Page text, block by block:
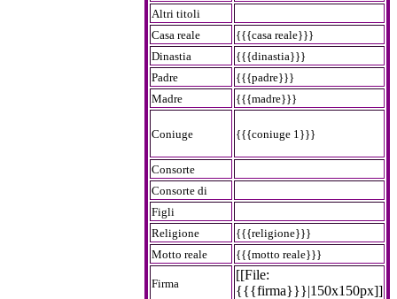
Altri titoli
Casa reale
{{{casa reale}}}
Dinastia
{{{dinastia}}}
Padre
{{{padre}}}
Madre
{{{madre}}}
Coniuge {{{coniuge 1}}}
Consorte
Consorte di
Figli
Religione
{{{religione}}}
Motto reale
{{{motto reale}}}
Firma
[[File:
{{{firma}}}|150x150px]]